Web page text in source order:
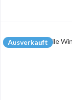
Ausverkauft